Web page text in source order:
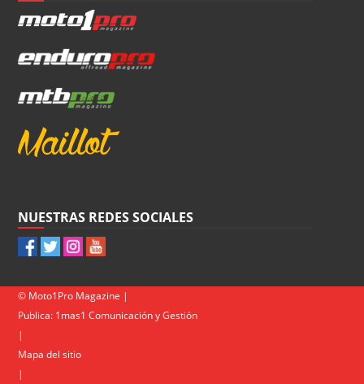
NUESTRAS REDES SOCIALES
© Moto1Pro Magazine |
Publica: 1mas1 Comunicación y Gestión
|
Mapa del sitio
|